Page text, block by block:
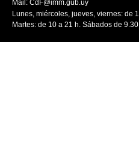
Mail: CdF@imm.gub.uy
Lunes, miércoles, jueves, viernes: de
Martes: de 10 a 21 h. Sábados de